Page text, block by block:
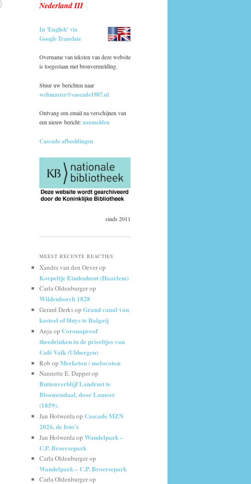
Nederland III
In 'English' via
Google Translate
Overname van teksten van deze website
is toegestaan met bronvermelding.
Stuur uw berichten naar
webmaster@cascade1987.nl
Ontvang een email na verschijnen van
een nieuw bericht:aanmelden
Cascade afbeeldingen
sinds 2011
MEEST RECENTE REACTIES
Xandra van den Oeverop
Koepeltje Eindenhout (Haarlem)
Carla Oldenburgerop
Wildenborch 1828
Gerard Derksop Grand canal van
kasteel of Huys te Balgoij
Anjaop Coronaproof
theedrinken in de prieeltjes van
Café Valk (Ubbergen)
Rob op Merketon / melocoton
Nannette E. Dapperop
Buitenverblijf Landrust te
Bloemendaal, door Lameer
(1859).
Jan Holwerdaop Cascade MZN
2026, de foto’s
Jan Holwerdaop Wandelpark –
C.P. Broersepark
Carla Oldenburgerop
Wandelpark – C.P. Broersepark
Carla Oldenburgerop